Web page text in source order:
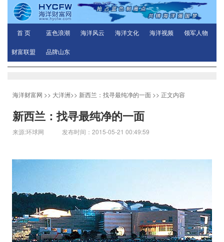
首 页 蓝色浪潮 海洋风云 海洋文化 海洋视频 领军人物
财富联盟 品牌山东
海洋财富网 >> 大洋洲>> 新西兰：找寻最纯净的一面 >> 正文内容
新西兰：找寻最纯净的一面
来源:环球网 发布时间：2015-05-21 00:49:59